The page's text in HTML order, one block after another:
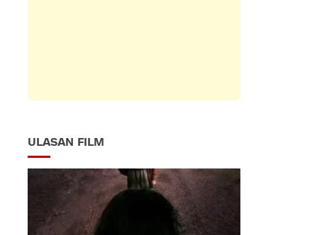
ULASAN FILM